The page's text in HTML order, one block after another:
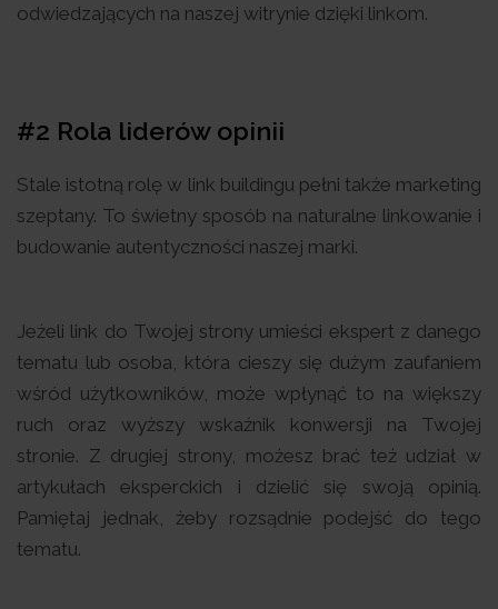
odwiedzających na naszej witrynie dzięki linkom.
#2 Rola liderów opinii
Stale istotną rolę w link buildingu pełni także marketing
szeptany. To świetny sposób na naturalne linkowanie i
budowanie autentyczności naszej marki.
Jeżeli link do Twojej strony umieści ekspert z danego
tematu lub osoba, która cieszy się dużym zaufaniem
wśród użytkowników, może wpłynąć to na większy
ruch oraz wyższy wskaźnik konwersji na Twojej
stronie. Z drugiej strony, możesz brać też udział w
artykułach eksperckich i dzielić się swoją opinią.
Pamiętaj jednak, żeby rozsądnie podejść do tego
tematu.